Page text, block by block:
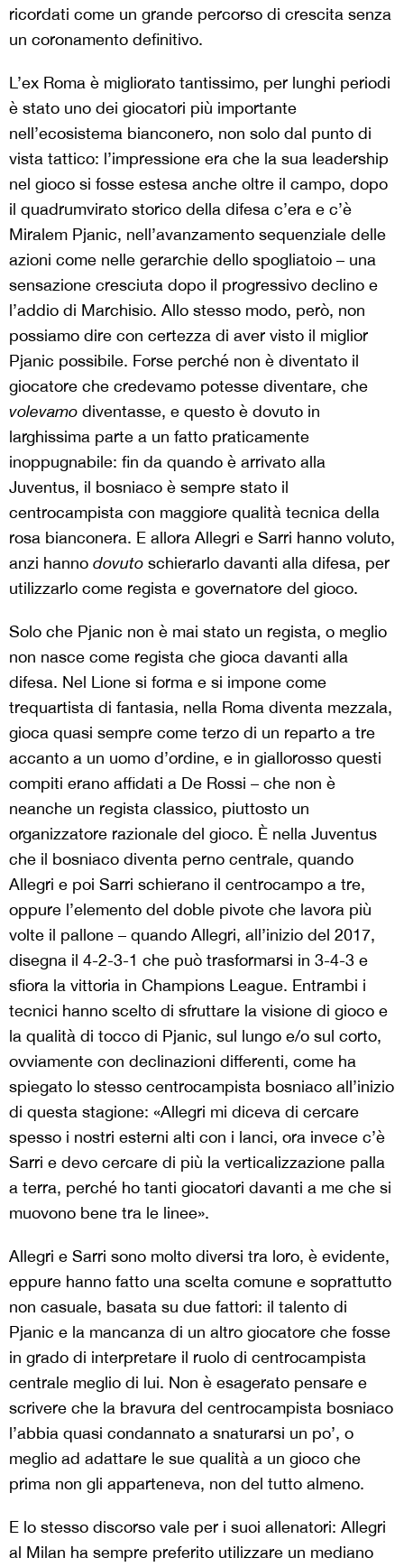
ricordati come un grande percorso di crescita senza
un coronamento definitivo.
L’ex Roma è migliorato tantissimo, per lunghi periodi
è stato uno dei giocatori più importante
nell’ecosistema bianconero, non solo dal punto di
vista tattico: l’impressione era che la sua leadership
nel gioco si fosse estesa anche oltre il campo, dopo
il quadrumvirato storico della difesa c’era e c’è
Miralem Pjanic, nell’avanzamento sequenziale delle
azioni come nelle gerarchie dello spogliatoio – una
sensazione cresciuta dopo il progressivo declino e
l’addio di Marchisio. Allo stesso modo, però, non
possiamo dire con certezza di aver visto il miglior
Pjanic possibile. Forse perché non è diventato il
giocatore che credevamo potesse diventare, che
volevamo diventasse, e questo è dovuto in
larghissima parte a un fatto praticamente
inoppugnabile: fin da quando è arrivato alla
Juventus, il bosniaco è sempre stato il
centrocampista con maggiore qualità tecnica della
rosa bianconera. E allora Allegri e Sarri hanno voluto,
anzi hanno dovuto schierarlo davanti alla difesa, per
utilizzarlo come regista e governatore del gioco.
Solo che Pjanic non è mai stato un regista, o meglio
non nasce come regista che gioca davanti alla
difesa. Nel Lione si forma e si impone come
trequartista di fantasia, nella Roma diventa mezzala,
gioca quasi sempre come terzo di un reparto a tre
accanto a un uomo d’ordine, e in giallorosso questi
compiti erano affidati a De Rossi – che non è
neanche un regista classico, piuttosto un
organizzatore razionale del gioco. È nella Juventus
che il bosniaco diventa perno centrale, quando
Allegri e poi Sarri schierano il centrocampo a tre,
oppure l’elemento del doble pivote che lavora più
volte il pallone – quando Allegri, all’inizio del 2017,
disegna il 4-2-3-1 che può trasformarsi in 3-4-3 e
sfiora la vittoria in Champions League. Entrambi i
tecnici hanno scelto di sfruttare la visione di gioco e
la qualità di tocco di Pjanic, sul lungo e/o sul corto,
ovviamente con declinazioni differenti, come ha
spiegato lo stesso centrocampista bosniaco all’inizio
di questa stagione: «Allegri mi diceva di cercare
spesso i nostri esterni alti con i lanci, ora invece c’è
Sarri e devo cercare di più la verticalizzazione palla
a terra, perché ho tanti giocatori davanti a me che si
muovono bene tra le linee».
Allegri e Sarri sono molto diversi tra loro, è evidente,
eppure hanno fatto una scelta comune e soprattutto
non casuale, basata su due fattori: il talento di
Pjanic e la mancanza di un altro giocatore che fosse
in grado di interpretare il ruolo di centrocampista
centrale meglio di lui. Non è esagerato pensare e
scrivere che la bravura del centrocampista bosniaco
l’abbia quasi condannato a snaturarsi un po’, o
meglio ad adattare le sue qualità a un gioco che
prima non gli apparteneva, non del tutto almeno.
E lo stesso discorso vale per i suoi allenatori: Allegri
al Milan ha sempre preferito utilizzare un mediano